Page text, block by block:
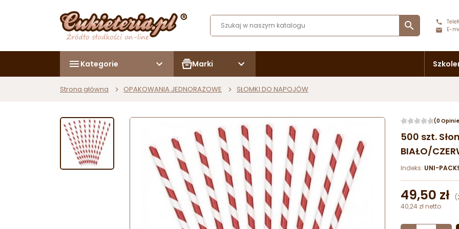

E-
Kategorie Marki
Strona główna OPAKOWANIA JEDNORAZOWE SŁOMKI DO NAPOJÓW
(0
500 szt.
BIAŁO/
Indeks: UNI-
49,50 zł
40,24 zł netto